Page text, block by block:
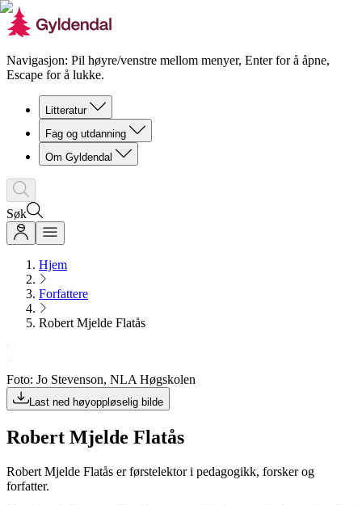
Navigasjon: Pil høyre/venstre mellom menyer, Enter for å åpne,
Escape for å lukke.
Litteratur
Fag og utdanning
Om Gyldendal
Søk
Hjem
Forfattere
Robert Mjelde Flatås
Foto: Jo Stevenson, NLA Høgskolen
Last ned høyoppløselig bilde
Robert Mjelde Flatås
Robert Mjelde Flatås er førstelektor i pedagogikk, forsker og
forfatter.